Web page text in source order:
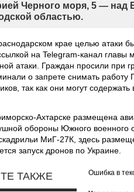
Черного моря, 5 —
областью.
крае целью атаки
на Telegram-канал
атаки. Граждан просили при
о запрете снимать
так как они могут
Ахтарске размещена
обороны Южного военного
МиГ-27К, здесь
запуск дронов по Украине.
ТАКЖЕ Ошибка в